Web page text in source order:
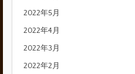
2022年5月
2022年4月
2022年3月
2022年2月